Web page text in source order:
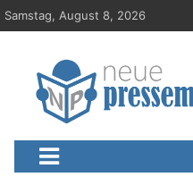
S
k
Samstag, August 8, 2026
Neue-
Presseportal,